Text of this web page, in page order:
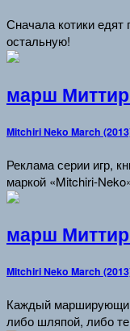
Сначала котики
остальную!
марш
Mitchiri Neko March
Реклама серии игр,
маркой «Mitchiri-
марш
Mitchiri Neko March
Каждый марширующий
либо шляпой, либо